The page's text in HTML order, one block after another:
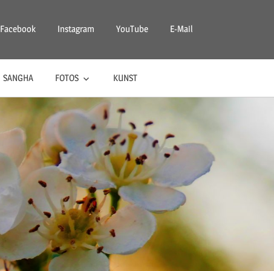
Facebook Instagram YouTube E-Mail
SANGHA FOTOS KUNST